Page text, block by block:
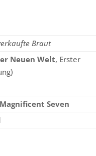
Braut
Neuen Welt, Erster
Seven